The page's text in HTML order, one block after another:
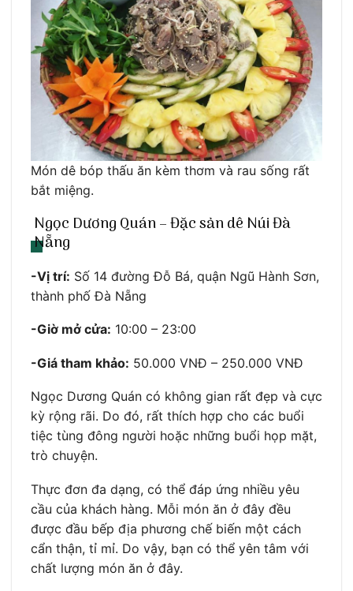
Món dê bóp thấu ăn kèm thơm và rau sống rất
bắt miệng.
Ngọc Dương Quán – Đặc sản dê Núi Đà
Nẵng
-Vị trí: Số 14 đường Đỗ Bá, quận Ngũ Hành Sơn,
thành phố Đà Nẵng
-Giờ mở cửa: 10:00 – 23:00
-Giá tham khảo: 50.000 VNĐ – 250.000 VNĐ
Ngọc Dương Quán có không gian rất đẹp và cực
kỳ rộng rãi. Do đó, rất thích hợp cho các buổi
tiệc tùng đông người hoặc những buổi họp mặt,
trò chuyện.
Thực đơn đa dạng, có thể đáp ứng nhiều yêu
cầu của khách hàng. Mỗi món ăn ở đây đều
được đầu bếp địa phương chế biến một cách
cẩn thận, tỉ mỉ. Do vậy, bạn có thể yên tâm với
chất lượng món ăn ở đây.